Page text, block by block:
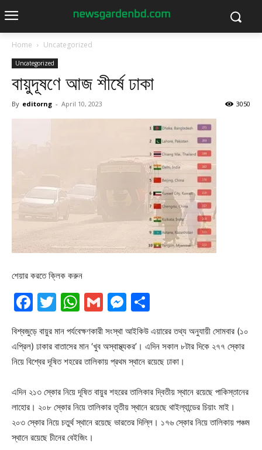
Home Uncategorized
Uncategorized
বায়ুদূষণে আজ শীর্ষে ঢাকা
By editorng - April 10, 2023 3050
শেয়ার করতে ক্লিক করুন
Facebook
Twitter
WhatsApp
GmailMessenger
বিশ্বজুড়ে বায়ুর মান পর্যবেক্ষণকারী সংস্থা আইকিউ এয়ারের তথ্য অনুযায়ী সোমবার (১০
এপ্রিল) ঢাকার বাতাসের মান ‘খুব অস্বাস্থ্যকর’। এদিন সকাল ৮টার দিকে ২৭৭ স্কোর
নিয়ে বিশ্বের দূষিত শহরের তালিকায় প্রথম স্থানে রয়েছে ঢাকা।
এদিন ২১৩ স্কোর নিয়ে দূষিত বায়ুর শহরের তালিকার দ্বিতীয় স্থানে রয়েছে পাকিস্তানের
লাহোর। ২০৮ স্কোর নিয়ে তালিকার তৃতীয় স্থানে রয়েছে থাইল্যান্ডের চিয়াং মাই।
২০৩ স্কোর নিয়ে চতুর্থ স্থানে রয়েছে ভারতের দিল্লি। ১৭৬ স্কোর নিয়ে তালিকায় পঞ্চম
স্থানে রয়েছে চীনের বেইজিং।